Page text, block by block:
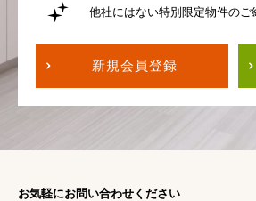
他社にはない特別限定物件のご
新規会員登録
お気軽にお問い合わせください